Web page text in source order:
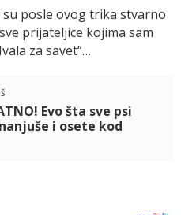
su posle ovog trika stvarno
prijateljice kojima sam
za savet“…
Evo šta sve psi
i osete kod